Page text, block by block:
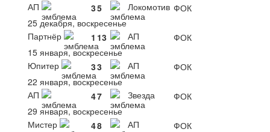
АП
35 Локомотив ФОК
25 декабря, воскресенье
Партнёр
1 13 АП
ФОК
15 января, воскресенье
Юпитер
33 АП
ФОК
22 января, воскресенье
АП
47 Звезда
ФОК
29 января, воскресенье
Мистер
48 АП
ФОК